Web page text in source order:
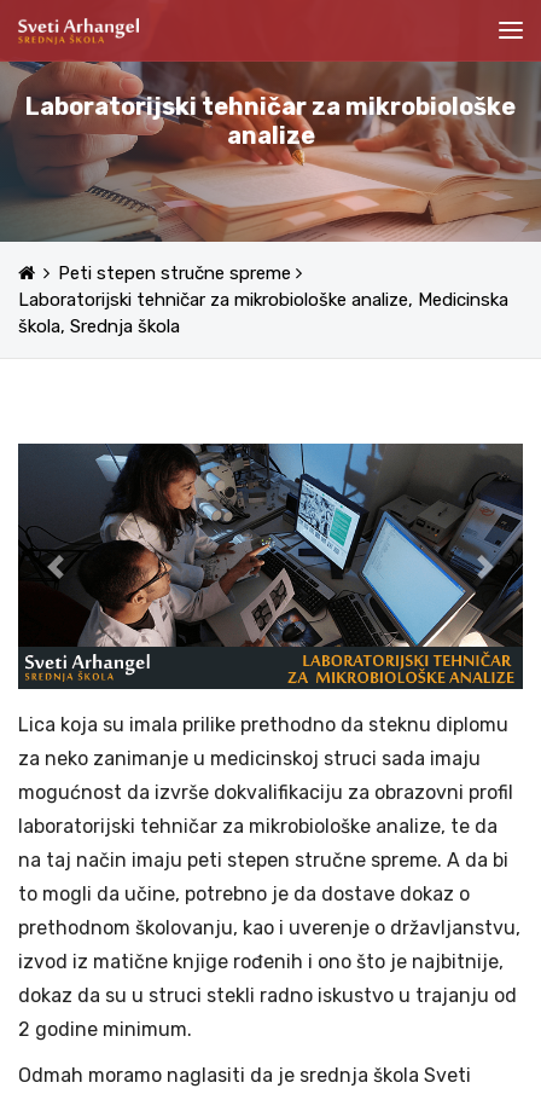
Laboratorijski tehničar za mikrobiološke
analize
Peti stepen stručne spreme
Laboratorijski tehničar za mikrobiološke analize, Medicinska
škola, Srednja škola
Previous Next
Lica koja su imala prilike prethodno da steknu diplomu
za neko zanimanje u medicinskoj struci sada imaju
mogućnost da izvrše dokvalifikaciju za obrazovni profil
laboratorijski tehničar za mikrobiološke analize, te da
na taj način imaju peti stepen stručne spreme. A da bi
to mogli da učine, potrebno je da dostave dokaz o
prethodnom školovanju, kao i uverenje o državljanstvu,
izvod iz matične knjige rođenih i ono što je najbitnije,
dokaz da su u struci stekli radno iskustvo u trajanju od
2 godine minimum.
Odmah moramo naglasiti da je srednja škola Sveti